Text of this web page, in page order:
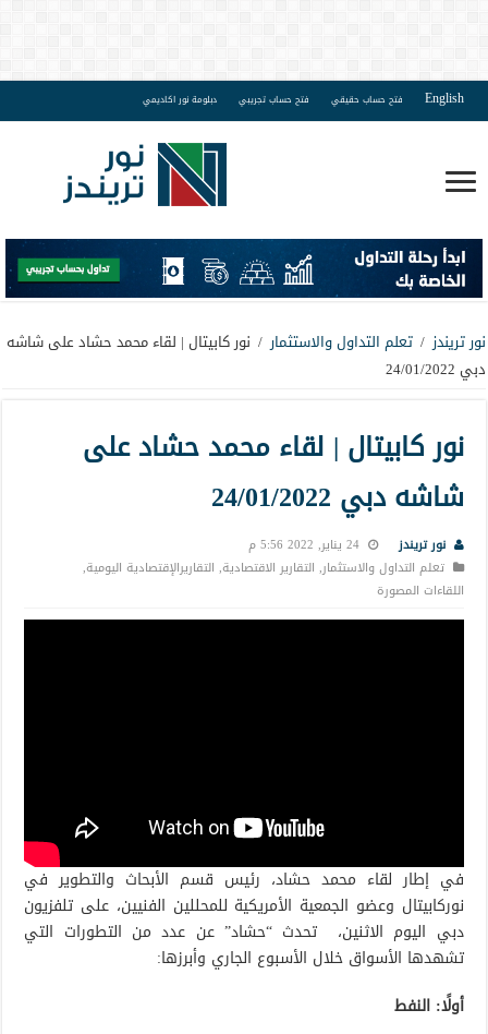
English فتح حساب حقيقي فتح حساب تجريبي دبلومة نور اكاديمي
نور تريندز / تعلم التداول والاستثمار / نور كابيتال | لقاء محمد حشاد على شاشه
دبي 24/01/2022
نور كابيتال | لقاء محمد حشاد على
شاشه دبي 24/01/2022
نور تريندز
24 يناير, 2022 5:56 م
تعلم التداول والاستثمار, التقارير الاقتصادية, التقاريرالإقتصادية اليومية,
اللقاءات المصورة
في إطار لقاء محمد حشاد، رئيس قسم الأبحاث والتطوير في
نوركابيتال وعضو الجمعية الأمريكية للمحللين الفنيين، على تلفزيون
دبي اليوم الاثنين، تحدث “حشاد” عن عدد من التطورات التي
تشهدها الأسواق خلال الأسبوع الجاري وأبرزها:
أولًا: النفط